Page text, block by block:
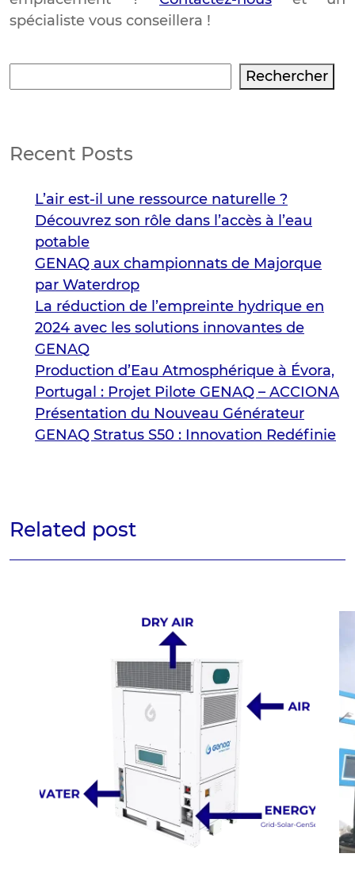
spécialiste vous conseillera !
Rechercher
Recent Posts
L’air est-il une ressource naturelle ?
Découvrez son rôle dans l’accès à l’eau
potable
GENAQ aux championnats de Majorque
par Waterdrop
La réduction de l’empreinte hydrique en
2024 avec les solutions innovantes de
GENAQ
Production d’Eau Atmosphérique à Évora,
Portugal : Projet Pilote GENAQ – ACCIONA
Présentation du Nouveau Générateur
GENAQ Stratus S50 : Innovation Redéfinie
Related post